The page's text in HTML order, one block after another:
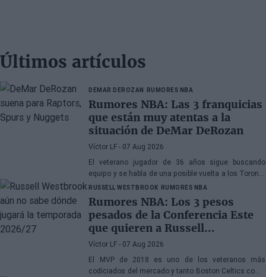
Últimos artículos
DEMAR DEROZAN RUMORES NBA
Rumores NBA: Las 3 franquicias
que están muy atentas a la
situación de DeMar DeRozan
Víctor LF - 07 Aug 2026
El veterano jugador de 36 años sigue buscando
equipo y se habla de una posible vuelta a los Toronto
Raptors o San Antonio Spurs, mientras Denver
Nuggets también forma parte de la ecuación
RUSSELL WESTBROOK RUMORES NBA
Rumores NBA: Los 3 pesos
pesados de la Conferencia Este
que quieren a Russell
Westbrook
Víctor LF - 07 Aug 2026
El MVP de 2018 es uno de los veteranos más
codiciados del mercado y tanto Boston Celtics como